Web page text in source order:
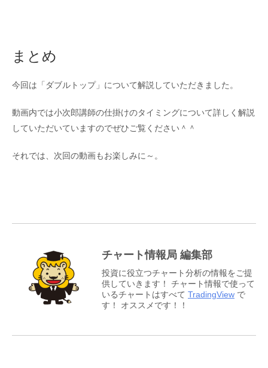
まとめ
今回は「ダブルトップ」について解説していただきました。
動画内では小次郎講師の仕掛けのタイミングについて詳しく解説
していただいていますのでぜひご覧ください＾＾
それでは、次回の動画もお楽しみに～。
チャート情報局 編集部
投資に役立つチャート分析の情報をご提
供していきます！ チャート情報で使って
いるチャートはすべて TradingView で
す！ オススメです！！